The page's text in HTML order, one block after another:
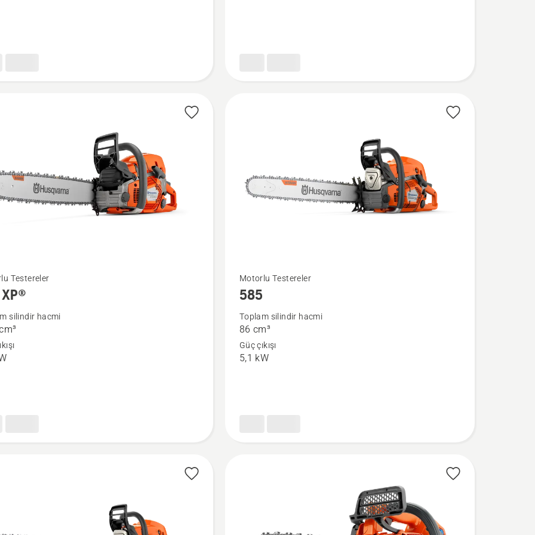
Testereler
silindir hacmi
585
hakkında
daha
fazla
ayrıntı
görün
Motorlu Testereler
585
Toplam silindir hacmi
86 cm³
Güç çıkışı
5,1 kW